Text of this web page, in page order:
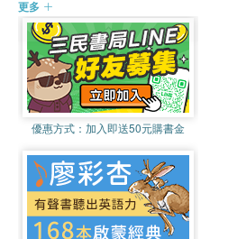
更多
優惠方式： 加入即送50元購書金